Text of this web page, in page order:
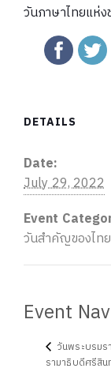
วันภาษาไทยแห่ง
DETAILS
Date:
July 29, 2022
Event
วันสำคัญของไทย
Event
วันพระบรมร
รามาธิบดีศรีสิน